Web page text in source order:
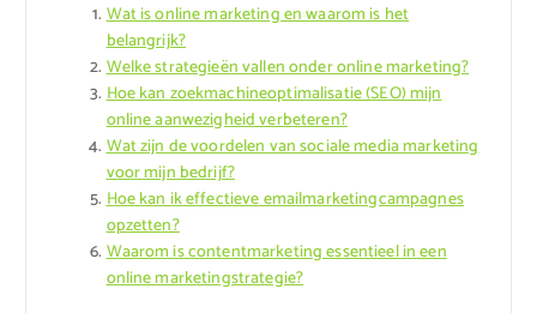
Wat is online marketing en waarom is het
belangrijk?
Welke strategieën vallen onder online marketing?
Hoe kan zoekmachineoptimalisatie (SEO) mijn
online aanwezigheid verbeteren?
Wat zijn de voordelen van sociale media marketing
voor mijn bedrijf?
Hoe kan ik effectieve emailmarketingcampagnes
opzetten?
Waarom is contentmarketing essentieel in een
online marketingstrategie?